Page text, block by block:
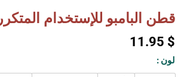
قطن البامبو للإستخدام المتكرر
11.95 $
لون :